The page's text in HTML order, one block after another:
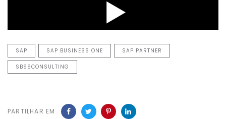
SAP SAP BUSINESS ONE SAP PARTNER
SBSSCONSULTING
PARTILHAR EM